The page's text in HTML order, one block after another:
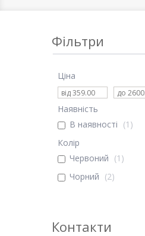
Фільтри
Ціна
Наявність
В наявності
1
Колір
Червоний
1
Чорний
2
Контакти